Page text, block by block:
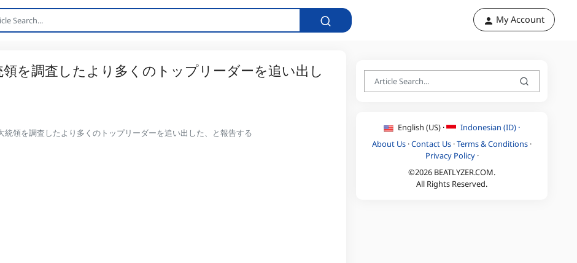
My Account
を調査したより多くのトップリーダーを追い出し
統領を調査したより多くのトップリーダーを追い出した、と報告する English (US) ·
Indonesian (ID) ·
About Us ·Contact Us ·Terms & Conditions ·
Privacy Policy·
©2026 BEATLYZER.COM.
All Rights Reserved.